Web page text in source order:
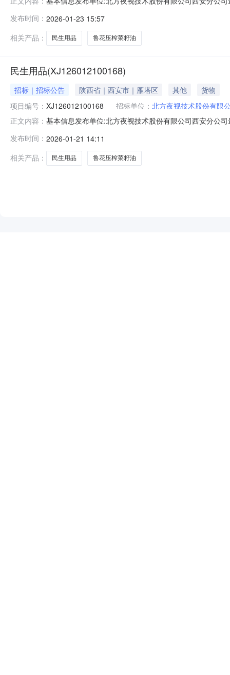
300.0套1.0套4方案四其他其他300.0套1.0套5方案五其
发布时间： 2026-01-23 15:57
相关产品：
民生用品 鲁花压榨菜籽油
民生用品(XJ126012100168)
招标｜招标公告 陕西省｜西安市｜雁塔区 其他
货物
项目编号： XJ126012100168 招标单位： 北方夜视技术股份有限
正文内容： 基本信息发布单位:北方夜视技术股份有限公司西安分公
300.0套1.0套4方案四其他其他300.0套1.0套5方案五其
发布时间： 2026-01-21 14:11
相关产品：
民生用品 鲁花压榨菜籽油